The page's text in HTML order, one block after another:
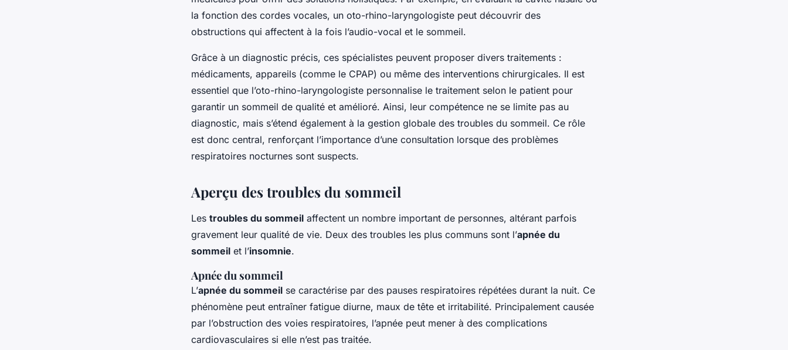
la fonction des cordes vocales, un oto-rhino-laryngologiste peut découvrir des
obstructions qui affectent à la fois l’audio-vocal et le sommeil.
Grâce à un diagnostic précis, ces spécialistes peuvent proposer divers traitements :
médicaments, appareils (comme le CPAP) ou même des interventions chirurgicales. Il est
essentiel que l’oto-rhino-laryngologiste personnalise le traitement selon le patient pour
garantir un sommeil de qualité et amélioré. Ainsi, leur compétence ne se limite pas au
diagnostic, mais s’étend également à la gestion globale des troubles du sommeil. Ce rôle
est donc central, renforçant l’importance d’une consultation lorsque des problèmes
respiratoires nocturnes sont suspects.
Aperçu des troubles du sommeil
Les troubles du sommeil affectent un nombre important de personnes, altérant parfois
gravement leur qualité de vie. Deux des troubles les plus communs sont l’apnée du
sommeil et l’insomnie.
Apnée du sommeil
L’apnée du sommeil se caractérise par des pauses respiratoires répétées durant la nuit. Ce
phénomène peut entraîner fatigue diurne, maux de tête et irritabilité. Principalement causée
par l’obstruction des voies respiratoires, l’apnée peut mener à des complications
cardiovasculaires si elle n’est pas traitée.